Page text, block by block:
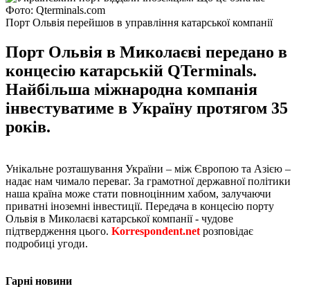
Фото: Qterminals.com
Порт Ольвія перейшов в управління катарської компанії
Порт Ольвія в Миколаєві передано в
концесію катарській QTerminals.
Найбільша міжнародна компанія
інвестуватиме в Україну протягом 35
років.
Унікальне розташування України – між Європою та Азією –
надає нам чимало переваг. За грамотної державної політики
наша країна може стати повноцінним хабом, залучаючи
приватні іноземні інвестиції. Передача в концесію порту
Ольвія в Миколаєві катарської компанії - чудове
підтвердження цього. Korrespondent.net розповідає
подробиці угоди.
Гарні новини